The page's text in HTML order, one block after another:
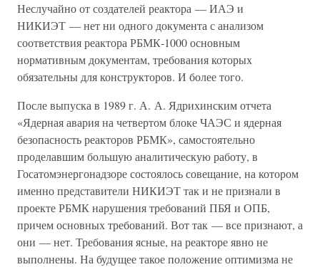
Неслучайно от создателей реактора — ИАЭ и
НИКИЭТ — нет ни одного документа с анализом
соответствия реактора РБМК-1000 основным
нормативным документам, требования которых
обязательны для конструкторов. И более того.
После выпуска в 1989 г. А. А. Ядрихинским отчета
«Ядерная авария на четвертом блоке ЧАЭС и ядерная
безопасность реакторов РБМК», самостоятельно
проделавшим большую аналитическую работу, в
Госатомэнергонадзоре состоялось совещание, на котором
именно представители НИКИЭТ так и не признали в
проекте РБМК нарушения требований ПБЯ и ОПБ,
причем основных требований. Вот так — все признают, а
они — нет. Требования ясные, на реакторе явно не
выполнены. На будущее такое положение оптимизма не